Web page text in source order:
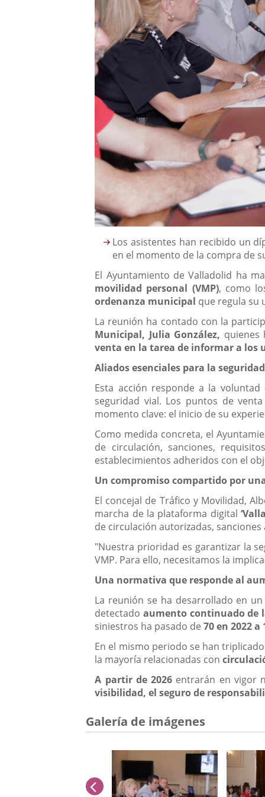
Descripción
Los asistentes han recibido un
en el momento de la compra de
El Ayuntamiento de Valladolid ha
movilidad personal (VMP), como
ordenanza municipal que regula su
La reunión ha contado con la
Municipal, Julia González, quienes
venta en la tarea de informar a los
Aliados esenciales para la
Esta acción responde a la
seguridad vial. Los puntos de
momento clave: el inicio de su
Como medida concreta, el
de circulación, sanciones,
establecimientos adheridos con el
Un compromiso compartido por
El concejal de Tráfico y Movilidad,
marcha de la plataforma digital
de circulación autorizadas,
"Nuestra prioridad es garantizar la
VMP. Para ello, necesitamos la
Una normativa que responde al
La reunión se ha desarrollado en
detectado aumento continuado de
siniestros ha pasado de70 en 2022 a
En el mismo periodo se han
la mayoría relacionadas con
A partir de 2026 entrarán en vigor
visibilidad, el seguro de
Galería de imágenes
anterior